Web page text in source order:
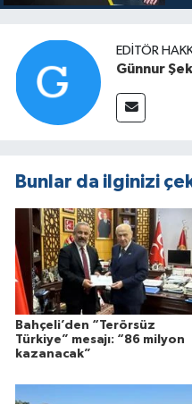
EDITÖR
Günnur
Bunlar da ilginizi
Bahçeli’den “Terörsüz
Türkiye” mesajı: “86 milyon
kazanacak”